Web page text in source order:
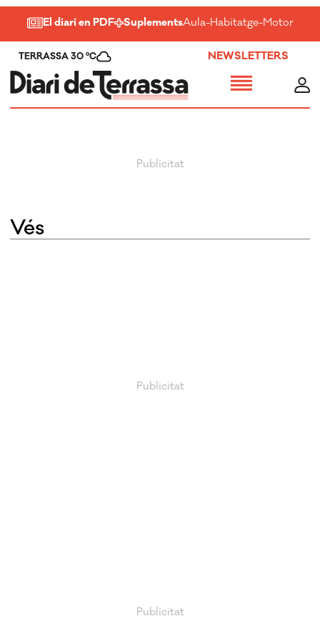
El diari en PDF SuplementsAula-Habitatge-Motor-
TERRASSA 30 ºC NEWSLETTERS
Vés